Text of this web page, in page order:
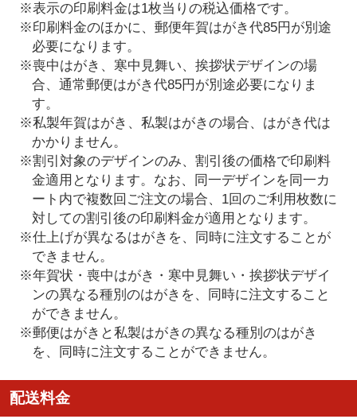
※表示の印刷料金は1枚当りの税込価格です。
※印刷料金のほかに、郵便年賀はがき代85円が別途
必要になります。
※喪中はがき、寒中見舞い、挨拶状デザインの場
合、通常郵便はがき代85円が別途必要になりま
す。
※私製年賀はがき、私製はがきの場合、はがき代は
かかりません。
※割引対象のデザインのみ、割引後の価格で印刷料
金適用となります。なお、同一デザインを同一カ
ート内で複数回ご注文の場合、1回のご利用枚数に
対しての割引後の印刷料金が適用となります。
※仕上げが異なるはがきを、同時に注文することが
できません。
※年賀状・喪中はがき・寒中見舞い・挨拶状デザイ
ンの異なる種別のはがきを、同時に注文すること
ができません。
※郵便はがきと私製はがきの異なる種別のはがき
を、同時に注文することができません。
配送料金